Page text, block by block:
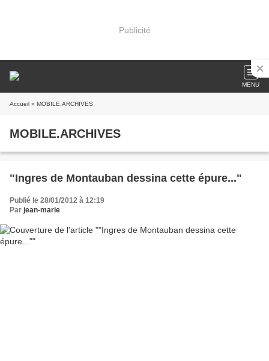
Publicité
MENU
Accueil » MOBILE.ARCHIVES
MOBILE.ARCHIVES
"Ingres de Montauban dessina cette épure..."
Publié le 28/01/2012 à 12:19
Par jean-marie